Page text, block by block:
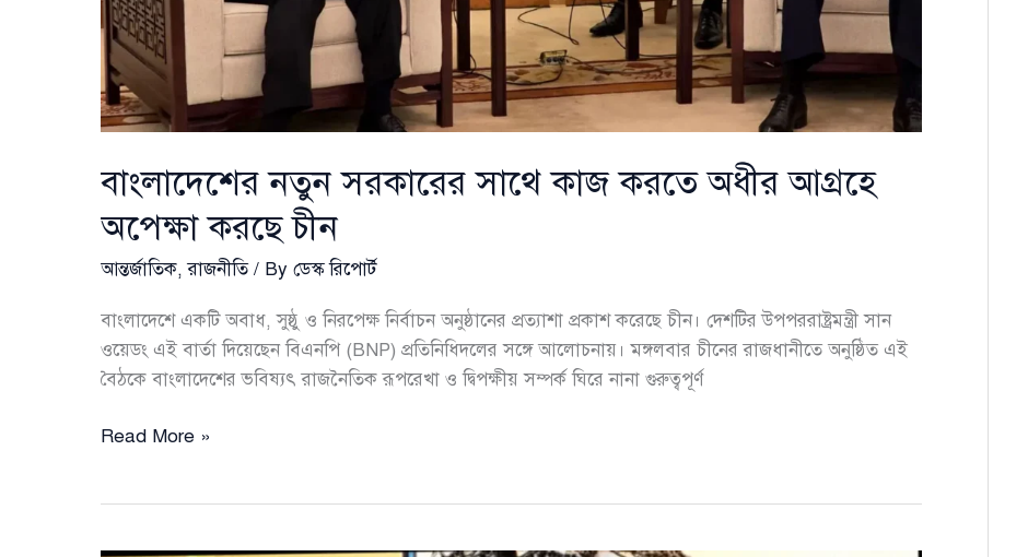
বাংলাদেশের নতুন সরকারের সাথে কাজ করতে অধীর আগ্রহে
অপেক্ষা করছে চীন
আন্তর্জাতিক,রাজনীতি/ By ডেস্ক রিপোর্ট
বাংলাদেশে একটি অবাধ, সুষ্ঠু ও নিরপেক্ষ নির্বাচন অনুষ্ঠানের প্রত্যাশা প্রকাশ করেছে চীন। দেশটির উপপররাষ্ট্রমন্ত্রী সান
ওয়েডং এই বার্তা দিয়েছেন বিএনপি (BNP) প্রতিনিধিদলের সঙ্গে আলোচনায়। মঙ্গলবার চীনের রাজধানীতে অনুষ্ঠিত এই
বৈঠকে বাংলাদেশের ভবিষ্যৎ রাজনৈতিক রূপরেখা ও দ্বিপক্ষীয় সম্পর্ক ঘিরে নানা গুরুত্বপূর্ণ
বাংলাদেশের
Read More »